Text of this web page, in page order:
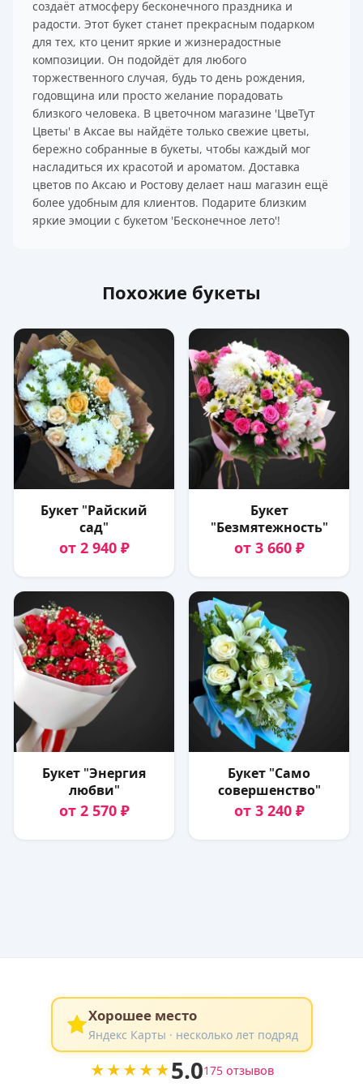
создаёт атмосферу бесконечного праздника и
радости. Этот букет станет прекрасным подарком
для тех, кто ценит яркие и жизнерадостные
композиции. Он подойдёт для любого
торжественного случая, будь то день рождения,
годовщина или просто желание порадовать
близкого человека. В цветочном магазине 'ЦвеТут
Цветы' в Аксае вы найдёте только свежие цветы,
бережно собранные в букеты, чтобы каждый мог
насладиться их красотой и ароматом. Доставка
цветов по Аксаю и Ростову делает наш магазин ещё
более удобным для клиентов. Подарите близким
яркие эмоции с букетом 'Бесконечное лето'!
Похожие букеты
Букет "Райский
сад"
от 2 940 ₽
Букет
"Безмятежность"
от 3 660 ₽
Букет "Энергия
любви"
от 2 570 ₽
Букет "Само
совершенство"
от 3 240 ₽
Хорошее место
Яндекс Карты · несколько лет подряд
★★★★★5.0175 отзывов